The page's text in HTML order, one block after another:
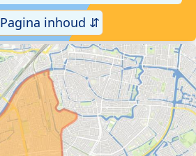
Pagina inhoud ⇵